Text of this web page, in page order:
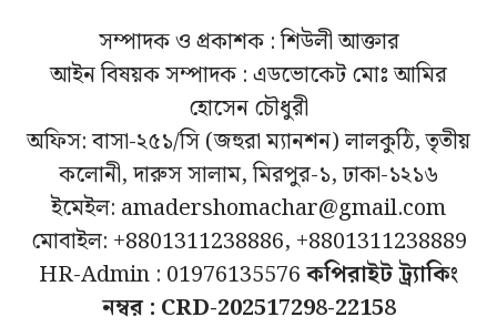
সম্পাদক ও প্রকাশক : শিউলী আক্তার
আইন বিষয়ক সম্পাদক : এডভোকেট মোঃ আমির
হোসেন চৌধুরী
অফিস: বাসা-২৫১/সি (জহুরা ম্যানশন) লালকুঠি, তৃতীয়
কলোনী, দারুস সালাম, মিরপুর-১, ঢাকা-১২১৬
ইমেইল: amadershomachar@gmail.com
মোবাইল: +8801311238886, +8801311238889
HR-Admin : 01976135576কপিরাইট ট্র্যাকিং
নম্বর : CRD-202517298-22158